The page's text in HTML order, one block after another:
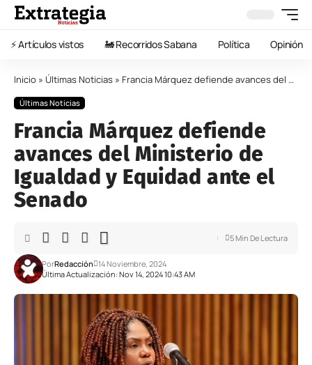
⚡️ Artículos vistos 🚂 Recorridos Sabana Política Opinión
Inicio » Últimas Noticias » Francia Márquez defiende avances del Ministerio de Igualdad y Equidad ante el Senado
Últimas Noticias
Francia Márquez defiende
avances del Ministerio de
Igualdad y Equidad ante el
Senado
Última Actualización: Nov 14, 2024 10:43 AM
PorRedacción 14 Noviembre, 2024
5 Min De Lectura